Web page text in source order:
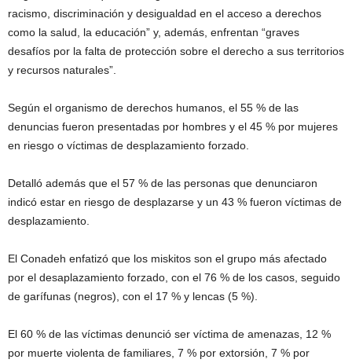
racismo, discriminación y desigualdad en el acceso a derechos
como la salud, la educación” y, además, enfrentan “graves
desafíos por la falta de protección sobre el derecho a sus territorios
y recursos naturales”.
Según el organismo de derechos humanos, el 55 % de las
denuncias fueron presentadas por hombres y el 45 % por mujeres
en riesgo o víctimas de desplazamiento forzado.
Detalló además que el 57 % de las personas que denunciaron
indicó estar en riesgo de desplazarse y un 43 % fueron víctimas de
desplazamiento.
El Conadeh enfatizó que los miskitos son el grupo más afectado
por el desaplazamiento forzado, con el 76 % de los casos, seguido
de garífunas (negros), con el 17 % y lencas (5 %).
El 60 % de las víctimas denunció ser víctima de amenazas, 12 %
por muerte violenta de familiares, 7 % por extorsión, 7 % por